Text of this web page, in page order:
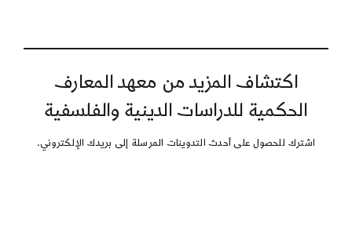
اكتشاف المزيد من معهد المعارف
الحكمية للدراسات الدينية والفلسفية
اشترك للحصول على أحدث التدوينات المرسلة إلى بريدك الإلكتروني.